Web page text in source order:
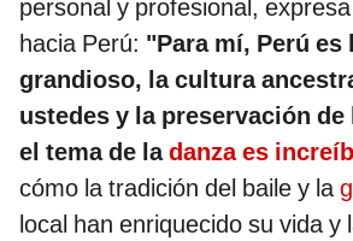
personal y profesional,
hacia Perú: "Para mí, Perú es
grandioso, la cultura
ustedes y la preservación
el tema de ladanza es
cómo la tradición del baile y la
local han enriquecido su vida y